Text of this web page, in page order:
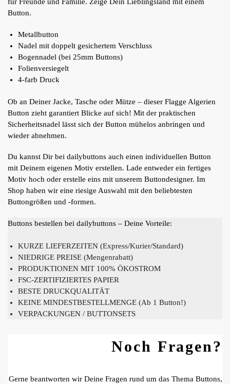
für Freunde und Familie. Zeige Dein Lieblingsland mit einem
Button.
Metallbutton
Nadel mit doppelt gesichertem Verschluss
Bogennadel (bei 25mm Buttons)
Folienversiegelt
4-farb Druck
Ob an Deiner Jacke, Tasche oder Mütze – dieser Flagge Algerien
Button zieht garantiert Blicke auf sich! Mit der praktischen
Sicherheitsnadel lässt sich der Button mühelos anbringen und
wieder abnehmen.
Du kannst Dir bei dailybuttons auch einen individuellen Button
mit Deinem eigenen Motiv erstellen. Lade entweder ein fertiges
Motiv hoch oder erstelle eins mit unserem Buttondesigner. Im
Shop haben wir eine riesige Auswahl mit den beliebtesten
Buttongrößen und -formen.
Buttons bestellen bei dailybuttons – Deine Vorteile:
KURZE LIEFERZEITEN (Express/Kurier/Standard)
NIEDRIGE PREISE (Mengenrabatt)
PRODUKTIONEN MIT 100% ÖKOSTROM
FSC-ZERTIFIZIERTES PAPIER
BESTE DRUCKQUALITÄT
KEINE MINDESTBESTELLMENGE (Ab 1 Button!)
VERPACKUNGEN / BUTTONSETS
Noch Fragen?
Gerne beantworten wir Deine Fragen rund um das Thema Buttons,